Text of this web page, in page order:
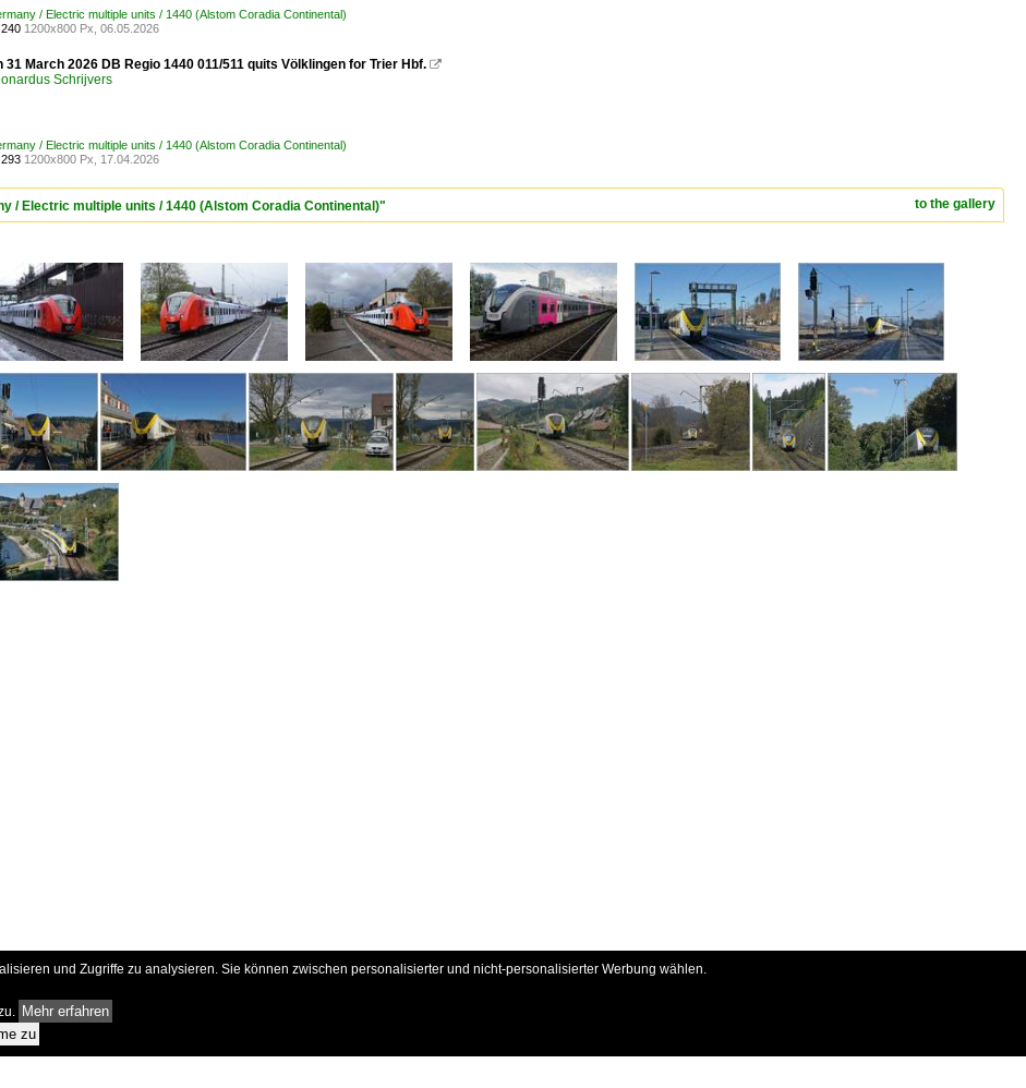
/ Electric multiple units / 1440 (Alstom Coradia Continental)
240 1200x800 Px, 06.05.2026
31 March 2026 DB Regio 1440 011/511 quits Völklingen for Trier Hbf. 
Schrijvers
/ Electric multiple units / 1440 (Alstom Coradia Continental)
293 1200x800 Px, 17.04.2026
to the gallery
/ Electric multiple units / 1440 (Alstom Coradia Continental)"
und Zugriffe zu analysieren. Sie können zwischen personalisierter und nicht-personalisierter Werbung wählen.
Mehr erfahren
zu